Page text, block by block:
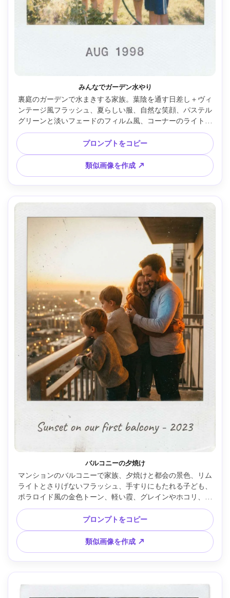
みんなでガーデン水やり
裏庭のガーデンで水まきする家族。葉陰を通す日差し＋ヴィ
ンテージ風フラッシュ、夏らしい服、自然な笑顔、パステル
グリーンと淡いフェードのフィルム風、コーナーのライトリ
ーク、白枠、リアル、Fujifilm X-T5・33mm・中距離 --ar 4:5
プロンプトをコピー
類似画像を作成 ↗
バルコニーの夕焼け
マンションのバルコニーで家族、夕焼けと都会の景色、リム
ライトとさりげないフラッシュ、手すりにもたれる子ども、
ポラロイド風の金色トーン、軽い霞、グレインやホコリ、白
枠＆淡いキャプション、リアル、Sony A7III・35mm、半身フ
レーミング --ar 4:5
プロンプトをコピー
類似画像を作成 ↗